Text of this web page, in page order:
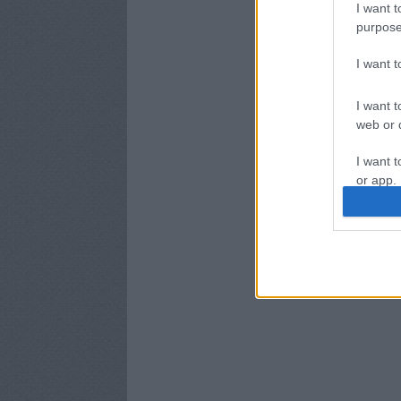
I want
I want
I want
web or
I want
or app.
I want
I want